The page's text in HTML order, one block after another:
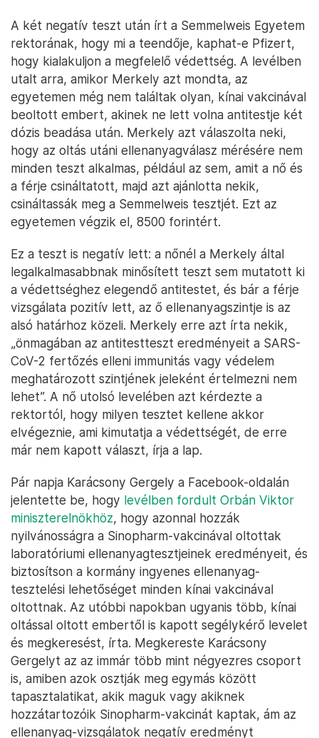
A két negatív teszt után írt a Semmelweis Egyetem
rektorának, hogy mi a teendője, kaphat-e Pfizert,
hogy kialakuljon a megfelelő védettség. A levélben
utalt arra, amikor Merkely azt mondta, az
egyetemen még nem találtak olyan, kínai vakcinával
beoltott embert, akinek ne lett volna antitestje két
dózis beadása után. Merkely azt válaszolta neki,
hogy az oltás utáni ellenanyagválasz mérésére nem
minden teszt alkalmas, például az sem, amit a nő és
a férje csináltatott, majd azt ajánlotta nekik,
csináltassák meg a Semmelweis tesztjét. Ezt az
egyetemen végzik el, 8500 forintért.
Ez a teszt is negatív lett: a nőnél a Merkely által
legalkalmasabbnak minősített teszt sem mutatott ki
a védettséghez elegendő antitestet, és bár a férje
vizsgálata pozitív lett, az ő ellenanyagszintje is az
alsó határhoz közeli. Merkely erre azt írta nekik,
„önmagában az antitestteszt eredményeit a SARS-
CoV-2 fertőzés elleni immunitás vagy védelem
meghatározott szintjének jeleként értelmezni nem
lehet”. A nő utolsó levelében azt kérdezte a
rektortól, hogy milyen tesztet kellene akkor
elvégeznie, ami kimutatja a védettségét, de erre
már nem kapott választ, írja a lap.
Pár napja Karácsony Gergely a Facebook-oldalán
jelentette be, hogy levélben fordult Orbán Viktor
miniszterelnökhöz, hogy azonnal hozzák
nyilvánosságra a Sinopharm-vakcinával oltottak
laboratóriumi ellenanyagtesztjeinek eredményeit, és
biztosítson a kormány ingyenes ellenanyag-
tesztelési lehetőséget minden kínai vakcinával
oltottnak. Az utóbbi napokban ugyanis több, kínai
oltással oltott embertől is kapott segélykérő levelet
és megkeresést, írta. Megkereste Karácsony
Gergelyt az az immár több mint négyezres csoport
is, amiben azok osztják meg egymás között
tapasztalatikat, akik maguk vagy akiknek
hozzátartozóik Sinopharm-vakcinát kaptak, ám az
ellenanyag-vizsgálatok negatív eredményt